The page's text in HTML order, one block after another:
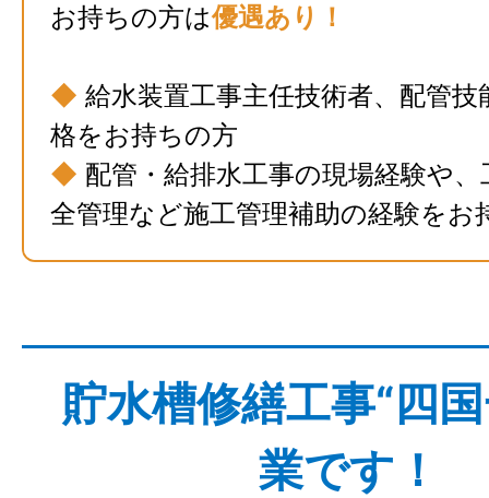
お持ちの方は優遇あり！
◆ 給水装置工事主任技術者、配管
格をお持ちの方
◆ 配管・給排水工事の現場経験や
全管理など施工管理補助の経験をお
貯水槽修繕工事“四
業です！